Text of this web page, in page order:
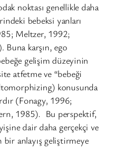
noktası genellikle daha
bebeksi yanları
Meltzer, 1992;
Buna karşın, ego
gelişim düzeyinin
atfetme ve “bebeği
konusunda
(Fonagy, 1996;
1985). Bu perspektif,
dair daha gerçekçi ve
bir anlayış geliştirmeye